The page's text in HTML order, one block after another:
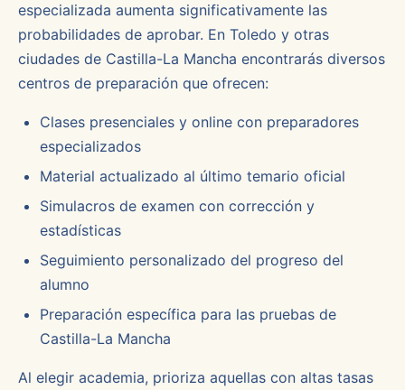
especializada aumenta significativamente las
probabilidades de aprobar. En Toledo y otras
ciudades de Castilla-La Mancha encontrarás diversos
centros de preparación que ofrecen:
Clases presenciales y online con preparadores
especializados
Material actualizado al último temario oficial
Simulacros de examen con corrección y
estadísticas
Seguimiento personalizado del progreso del
alumno
Preparación específica para las pruebas de
Castilla-La Mancha
Al elegir academia, prioriza aquellas con altas tasas